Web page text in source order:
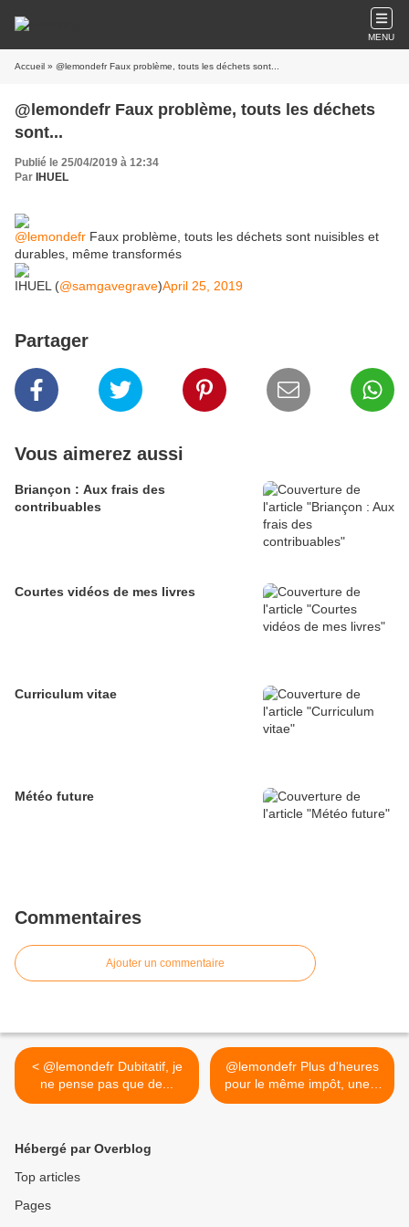
MENU
Accueil » @lemondefr Faux problème, touts les déchets sont...
@lemondefr Faux problème, touts les déchets
sont...
Publié le 25/04/2019 à 12:34
Par IHUEL
@lemondefr Faux problème, touts les déchets sont nuisibles et
durables, même transformés
IHUEL (@samgavegrave)April 25, 2019
Partager
Vous aimerez aussi
Briançon : Aux frais des
contribuables
Courtes vidéos de mes livres
Curriculum vitae
Météo future
Commentaires
Ajouter un commentaire
< @lemondefr Dubitatif, je
ne pense pas que de...
@lemondefr Plus d'heures
pour le même impôt, une...
>
Hébergé par Overblog
Top articles
Pages